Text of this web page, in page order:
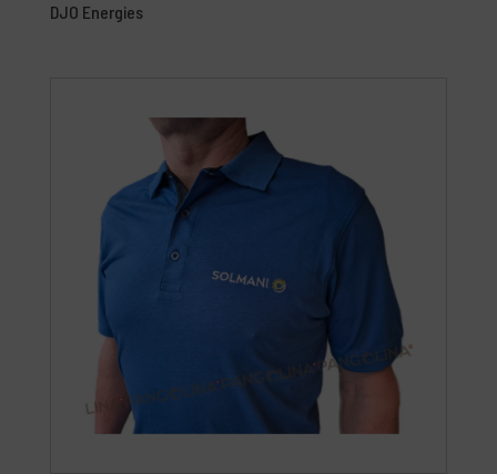
DJO Energies